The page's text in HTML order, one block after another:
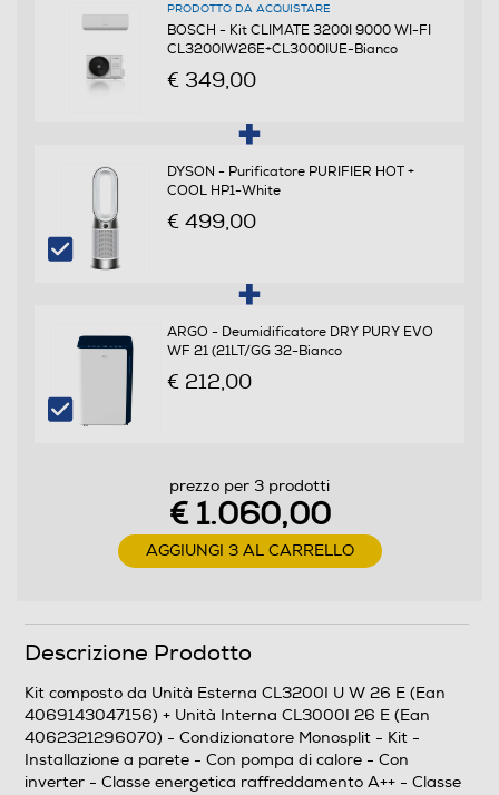
Riscaldamento nominale-Kw
Coefficiente EER
3,57
Coefficiente COP
Classe energia raffreddamento
Consumi
Consumo energia annuo freddo-kWh
PRODOTTO DA ACQUISTARE
BOSCH - Kit CLIMATE 3200I 9000 WI-FI
CL3200IW26E+CL3000IUE-Bianco
€ 349,00
DYSON - Purificatore PURIFIER HOT +
COOL HP1-White
€ 499,00
ARGO - Deumidificatore DRY PURY EVO
WF 21 (21LT/GG 32-Bianco
€ 212,00
prezzo per 3 prodotti
€ 1.060,00
AGGIUNGI 3 AL CARRELLO
Descrizione Prodotto
Kit composto da Unità Esterna CL3200I U W 26 E (Ean
4069143047156) + Unità Interna CL3000I 26 E (Ean
4062321296070) - Condizionatore Monosplit - Kit -
Installazione a parete - Con pompa di calore - Con
inverter - Classe energetica raffreddamento A++ - Classe